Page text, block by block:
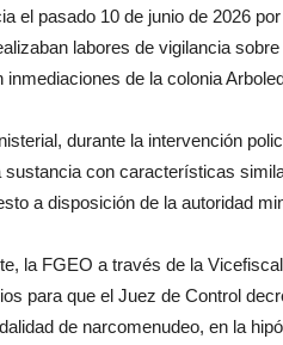
el pasado 10 de junio de 2026
labores de vigilancia
inmediaciones de la colonia
durante la intervención
con características
a disposición de la autoridad
la FGEO a través de la
para que el Juez de Control
de narcomenudeo, en la